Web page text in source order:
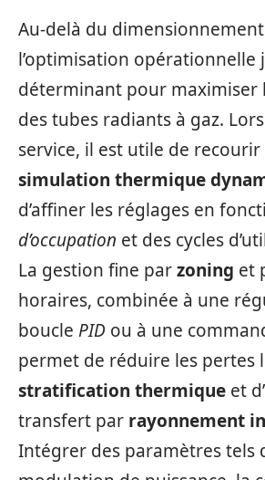
Au-delà du
l’optimisation opérationnelle
déterminant pour maximiser
des tubes radiants à gaz.
service, il est utile de recourir
simulation thermique
d’affiner les réglages en
d’occupation et des cycles
La gestion fine parzoning et
horaires, combinée à une
boucle PID ou à une
permet de réduire les pertes
stratification thermique et
transfert par rayonnement
Intégrer des paramètres tels